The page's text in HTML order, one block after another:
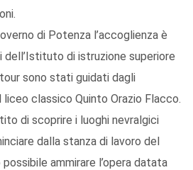
di Potenza l’accoglienza è
di istruzione superiore
sono stati guidati dagli
classico Quinto Orazio Flacco.
di scoprire i luoghi nevralgici
dalla stanza di lavoro del
ammirare l’opera datata